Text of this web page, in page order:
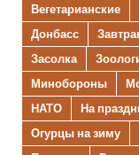
Вегетарианские
Донбасс
Засолка
Минобороны
НАТО
На
Огурцы на зиму